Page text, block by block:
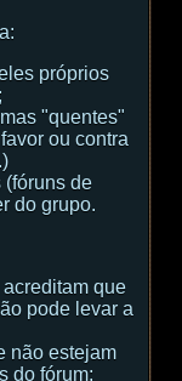
próprios
"quentes"
ou contra
)
(fóruns de
do grupo.
que
pode levar a
não estejam
do fórum;